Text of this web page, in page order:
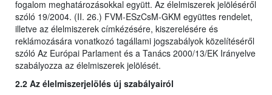
fogalom meghatározásokkal együtt. Az élelmiszerek jelöléséről
szóló 19/2004. (II. 26.) FVM-ESzCsM-GKM együttes rendelet,
illetve az élelmiszerek címkézésére, kiszerelésére és
reklámozására vonatkozó tagállami jogszabályok közelítéséről
szóló Az Európai Parlament és a Tanács 2000/13/EK Irányelve
szabályozza az élelmiszerek jelölését.
2.2 Az élelmiszerjelölés új szabályairól